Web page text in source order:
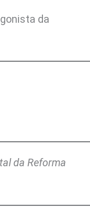
da
da Reforma